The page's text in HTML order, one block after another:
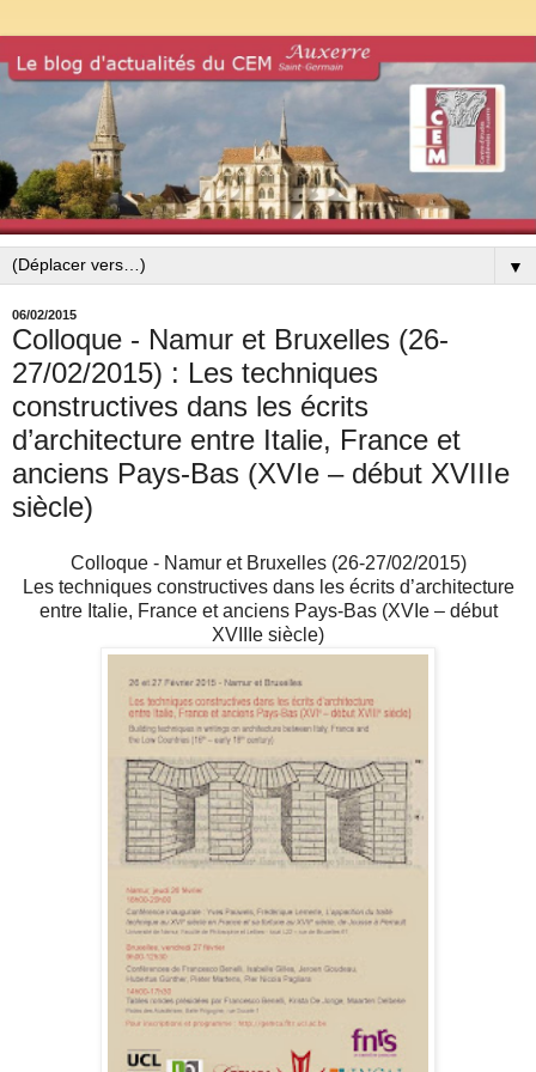
▼
06/02/2015
Colloque - Namur et Bruxelles (26-
27/02/2015) : Les techniques
constructives dans les écrits
d’architecture entre Italie, France et
anciens Pays-Bas (XVIe – début XVIIIe
siècle)
Colloque - Namur et Bruxelles (26-27/02/2015)
Les techniques constructives dans les écrits d’architecture
entre Italie, France et anciens Pays-Bas (XVIe – début
XVIIIe siècle)